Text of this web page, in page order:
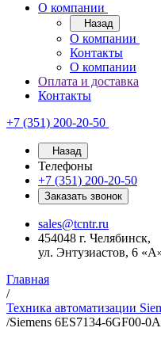
О компании
Назад
О компании
Контакты
О компании
Оплата и доставка
Контакты
+7 (351) 200-20-50
Назад
Телефоны
+7 (351) 200-20-50
Заказать звонок
sales@tcntr.ru
454048 г. Челябинск,
ул. Энтузиастов, 6
Главная
/
Техника автоматизации
/Siemens 6ES7134-6GF00-